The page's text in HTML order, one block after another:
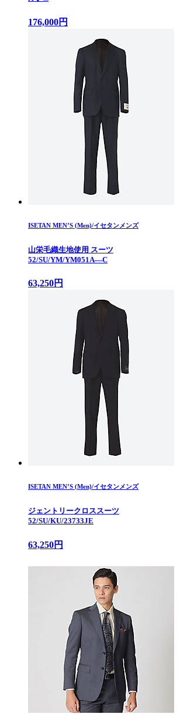
176,000円
ISETAN MEN’S (Men)/イセタンメンズ
山栄毛織生地使用 スーツ
52/SU/YM/YM051A―C
63,250円
ISETAN MEN’S (Men)/イセタンメンズ
ジェントリークロススーツ
52/SU/KU/23733JE
63,250円